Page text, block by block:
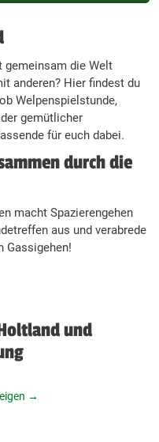
gemeinsam die Welt
anderen? Hier findest du
Welpenspielstunde,
gemütlicher
für euch dabei.
durch die
macht Spazierengehen
aus und verabrede
Gassigehen!
und
→